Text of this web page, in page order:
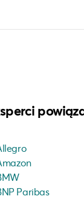
Paribas